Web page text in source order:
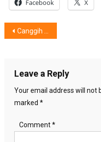
Facebook X
Post
Canggih dan Praktis! Router 4G dengan Slot Sim Card
Leave a Reply
Your email address will not
marked *
Comment*